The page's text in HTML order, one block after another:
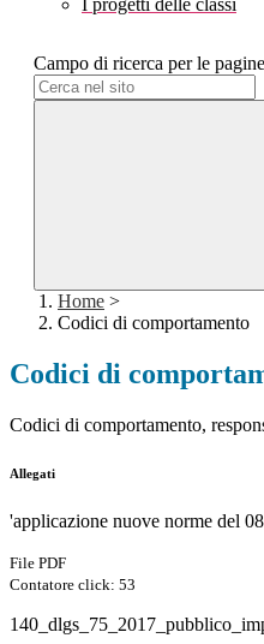
I progetti delle classi
Campo di ricerca per le
Home >
Codici di comportamento
Codici di
Codici di comportamento,
Allegati
'applicazione nuove norme del
File PDF
Contatore click: 53